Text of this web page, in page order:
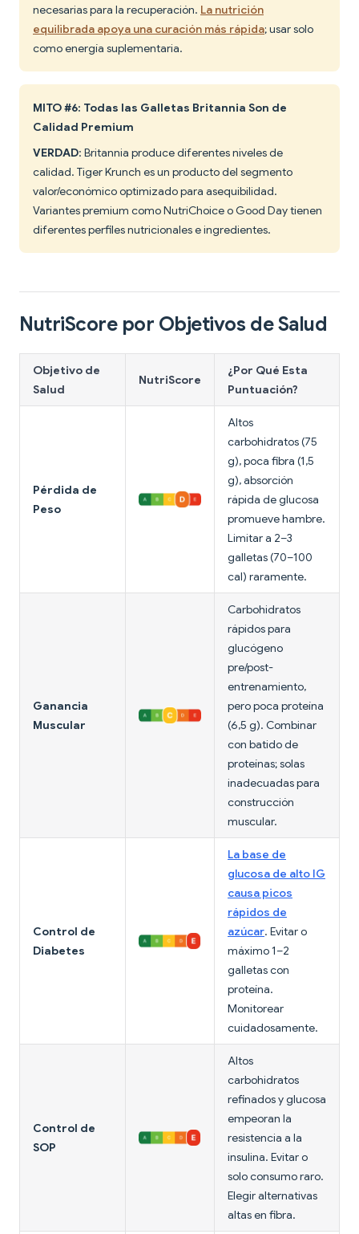
necesarias para la recuperación. La nutrición
equilibrada apoya una curación más rápida; usar solo
como energía suplementaria.
MITO #6: Todas las Galletas Britannia Son de
Calidad Premium
VERDAD: Britannia produce diferentes niveles de
calidad. Tiger Krunch es un producto del segmento
valor/económico optimizado para asequibilidad.
Variantes premium como NutriChoice o Good Day tienen
diferentes perfiles nutricionales e ingredientes.
NutriScore por Objetivos de Salud
Objetivo de
Salud
NutriScore
¿Por Qué Esta
Puntuación?
Pérdida de
Peso
Altos
carbohidratos (75
g), poca fibra (1,5
g), absorción
rápida de glucosa
promueve hambre.
Limitar a 2–3
galletas (70–100
cal) raramente.
Ganancia
Muscular
Carbohidratos
rápidos para
glucógeno
pre/post-
entrenamiento,
pero poca proteína
(6,5 g). Combinar
con batido de
proteínas; solas
inadecuadas para
construcción
muscular.
Control de
Diabetes
La base de
glucosa de alto IG
causa picos
rápidos de
azúcar. Evitar o
máximo 1–2
galletas con
proteína.
Monitorear
cuidadosamente.
Control de
SOP
Altos
carbohidratos
refinados y glucosa
empeoran la
resistencia a la
insulina. Evitar o
solo consumo raro.
Elegir alternativas
altas en fibra.